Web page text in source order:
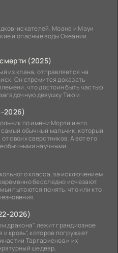
искателей, Моана и Мауи
и опасные воды Океании.
(2025)
из клана, отправляется на
Он стремится доказать
что достоин быть частью
девушку Тию и
2026)
по имени Морти и его
обычный мальчик, который
своих сверстников. А вот его
научными
класса, за исключением
бесследно исчезают.
пытаются понять, что или кто
2026)
дракона" лежит грандиозное
кровь", которое погружает
Таргариенов и их
шедевр,